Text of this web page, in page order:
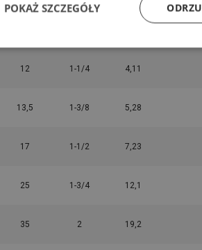
12 1-1/4 4,11
13,5 1-3/8 5,28
17 1-1/2 7,23
25 1-3/4 12,1
35 2 19,2
POKAŻ SZCZEGÓŁY